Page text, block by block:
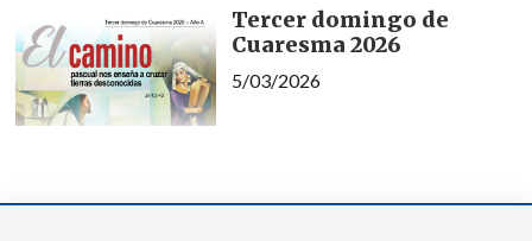
Tercer domingo de
Cuaresma 2026
5/03/2026